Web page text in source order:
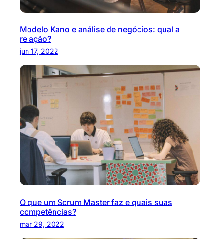
Modelo Kano e análise de negócios: qual a
relação?
jun 17, 2022
O que um Scrum Master faz e quais suas
competências?
mar 29, 2022